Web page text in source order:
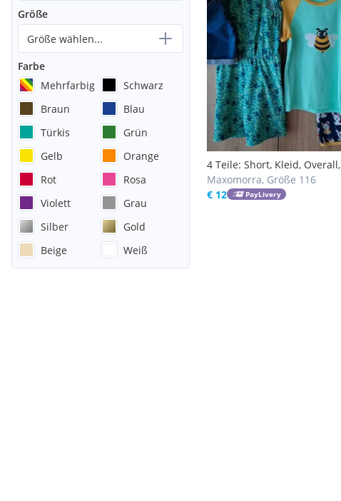
Größe
Größe wählen...
Farbe
Mehrfarbig
Schwarz
Braun
Blau
Türkis
Grün
Gelb
Orange
Rot
Rosa
Violett
Grau
Silber
Gold
Beige
Weiß
4 Teile: Short, Kleid, Overall,
Shirt
Maxomorra, Größe 116
€ 12
PayLivery